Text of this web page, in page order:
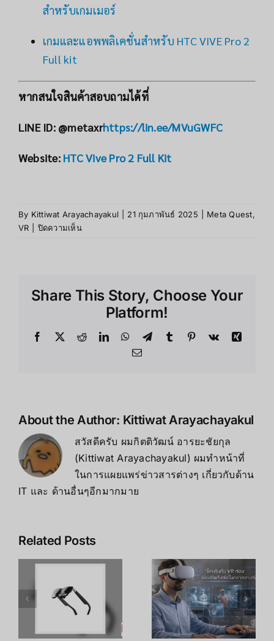
สำหรับเกมเมอร์
เกมและแอพพลิเคชั่นสําหรับ HTC VIVE Pro 2
Full kit
หากสนใจสินค้าสอบถามได้ที่
LINE ID: @metaxrhttps://lin.ee/MVuGWFC
Website: HTC Vive Pro 2 Full Kit
By Kittiwat Arayachayakul 21 กุมภาพันธ์ 2025 Meta Quest,
VR
ปิดความเห็นบน
เลือก
Pro
VR
Share This Story, Choose Your
Platform!
Facebook
X RedditLinkedInWhatsApp
TelegramTumblr Pinterest
Vk
Xing
Email
About the Author: Kittiwat Arayachayakul
สวัสดีครับ ผมกิตติวัฒน์ อารยะชัยกุล
(Kittiwat Arayachayakul) ผมทำหน้าที่
ในการแผยแพร่ข่าวสารต่างๆ เกี่ยวกับด้าน
IT และ ด้านอื่นๆอีกมากมาย
Related Posts
Metaverse:
โอกาสทองที่
คุณเตรียมตัว
เพิ่ม
ประสิทธิภาพ
การเรียนรู้
ของพนักงาน
ด้วย